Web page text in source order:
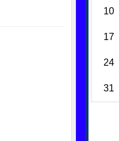
10
17
24
31